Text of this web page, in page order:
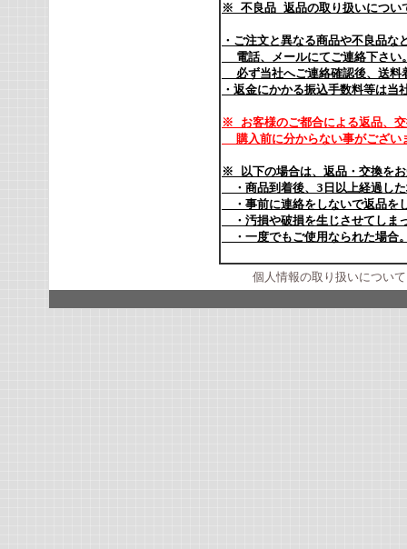
※ 不良品 返品の取り扱いにつ
・ご注文と異なる商品や不良品
電話、メールにてご連絡下さい
必ず当社へご連絡確認後、送
・返金にかかる振込手数料等は当
※ お客様のご都合による返品、
購入前に分からない事がござい
※ 以下の場合は、返品・交換を
・商品到着後、3日以上経過し
・事前に連絡をしないで返品を
・汚損や破損を生じさせてしま
・一度でもご使用なられた場合
個人情報の取り扱いについて